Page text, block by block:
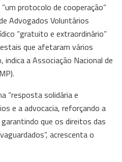
protocolo de cooperação”
Advogados Voluntários
“gratuito e extraordinário”
que afetaram vários
a Associação Nacional de
“resposta solidária e
e a advocacia, reforçando a
que os direitos das
acrescenta o